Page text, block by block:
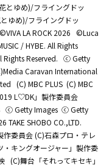
とゆめ)/フライングドッ
ゆめ)/フライングドッ
©️VIVA LA ROCK 2026 ©Luca
/ HYBE. All Rights
Rights Reserved. ⓒ Getty
Caravan International
(C) MBC PLUS (C) MBC
L♡DK」製作委員会
ⓒ Getty Images ⓒ Getty
TAKE SHOBO CO.,LTD.
委員会 (C)石森プロ・テレ
・キングオージャー」製作委
(C)舞台「それってキセキ」